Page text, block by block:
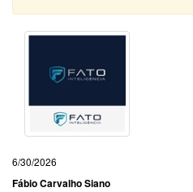
6/30/2026
Fábio Carvalho Siano